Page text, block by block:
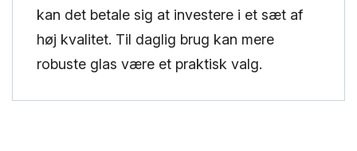
kan det betale sig at investere i et sæt af
høj kvalitet. Til daglig brug kan mere
robuste glas være et praktisk valg.